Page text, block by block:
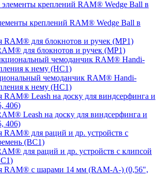
креплений RAM® Wedge Ball в
для блокнотов и ручек (MP1)
чемоданчик RAM® Handi-
к нему (HC1)
Leash на доску для виндсерфинга и
406)
для раций и др. устройств с клипсой